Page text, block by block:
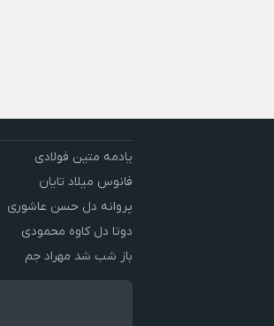
یادمه متین فولادی
فانوس میلاد تایان
پروانه دل حسن عاشوری
دوتا دل کاوه محمودی
باز شب شد مهراد جم